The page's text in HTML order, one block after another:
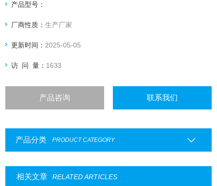
产品型号：
厂商性质：生产厂家
更新时间： 2025-05-05
访 问 量： 1633
产品咨询 联系我们
产品分类 PRODUCT CATEGORY
相关文章 RELATED ARTICLES